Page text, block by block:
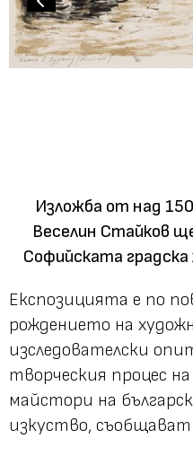
Изложба от над
Веселин Стайков
Софийската
Експозицията е по
рождението на
изследователски
творческия процес
майстори на
изкуство,